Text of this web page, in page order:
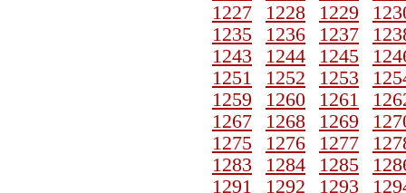
1227
1228 1229
1235
1236 1237
1243
1244 1245
1251
1252 1253
1259
1260 1261
1267
1268 1269
1275
1276 1277
1283
1284 1285
1291
1292 1293